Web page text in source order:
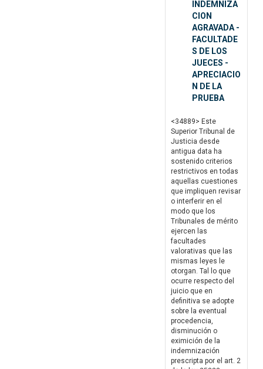
INDEMNIZA
CION
AGRAVADA -
FACULTADE
S DE LOS
JUECES -
APRECIACIO
N DE LA
PRUEBA
<34889> Este
Superior Tribunal de
Justicia desde
antigua data ha
sostenido criterios
restrictivos en todas
aquellas cuestiones
que impliquen revisar
o interferir en el
modo que los
Tribunales de mérito
ejercen las
facultades
valorativas que las
mismas leyes le
otorgan. Tal lo que
ocurre respecto del
juicio que en
definitiva se adopte
sobre la eventual
procedencia,
disminución o
eximición de la
indemnización
prescripta por el art. 2